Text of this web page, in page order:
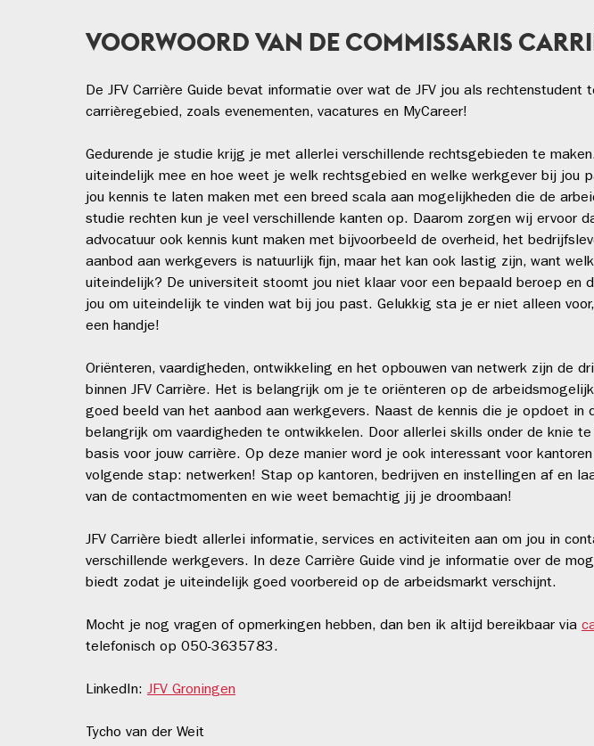
VOORWOORD VAN DE COMMISSARIS
De JFV Carrière Guide bevat informatie over wat de JFV jou als rechtenstudent
carrièregebied, zoals evenementen, vacatures en MyCareer!
Gedurende je studie krijg je met allerlei verschillende rechtsgebieden te
uiteindelijk mee en hoe weet je welk rechtsgebied en welke werkgever bij jou
jou kennis te laten maken met een breed scala aan mogelijkheden die de
studie rechten kun je veel verschillende kanten op. Daarom zorgen wij ervoor
advocatuur ook kennis kunt maken met bijvoorbeeld de overheid, het
aanbod aan werkgevers is natuurlijk fijn, maar het kan ook lastig zijn, want
uiteindelijk? De universiteit stoomt jou niet klaar voor een bepaald beroep en
jou om uiteindelijk te vinden wat bij jou past. Gelukkig sta je er niet alleen
een handje!
Oriënteren, vaardigheden, ontwikkeling en het opbouwen van netwerk zijn de
binnen JFV Carrière. Het is belangrijk om je te oriënteren op de
goed beeld van het aanbod aan werkgevers. Naast de kennis die je opdoet in
belangrijk om vaardigheden te ontwikkelen. Door allerlei skills onder de knie
basis voor jouw carrière. Op deze manier word je ook interessant voor
volgende stap: netwerken! Stap op kantoren, bedrijven en instellingen af en
van de contactmomenten en wie weet bemachtig jij je droombaan!
JFV Carrière biedt allerlei informatie, services en activiteiten aan om jou in
verschillende werkgevers. In deze Carrière Guide vind je informatie over de
biedt zodat je uiteindelijk goed voorbereid op de arbeidsmarkt verschijnt.
Mocht je nog vragen of opmerkingen hebben, dan ben ik altijd bereikbaar via
telefonisch op 050-3635783.
LinkedIn: JFV Groningen
Tycho van der Weit